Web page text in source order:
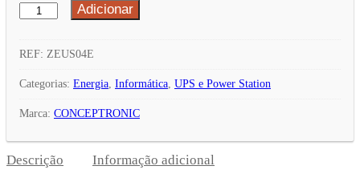
Quantidade
CONCEPTRONIC
UPS
2200VA
1320W
6
Adicionar
REF: ZEUS04E
Categorias: Energia, Informática, UPS e Power Station
Marca: CONCEPTRONIC
Descrição Informação adicional